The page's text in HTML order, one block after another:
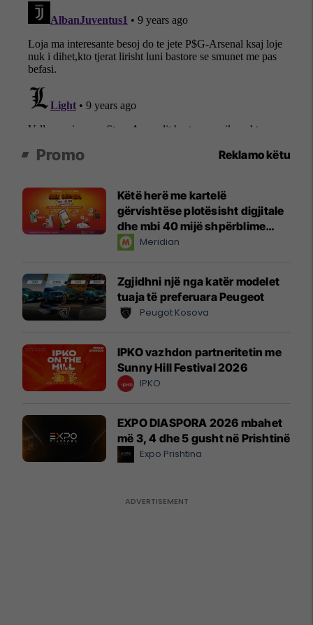
Promo Reklamo këtu
Këtë herë me kartelë
gërvishtëse plotësisht digjitale
dhe mbi 40 mijë shpërblime
instant!Meridian
Zgjidhni një nga katër modelet
tuaja të preferuara Peugeot
Peugot Kosova
IPKO vazhdon partneritetin me
Sunny Hill Festival 2026
IPKO
EXPO DIASPORA 2026 mbahet
më 3, 4 dhe 5 gusht në Prishtinë
Expo Prishtina